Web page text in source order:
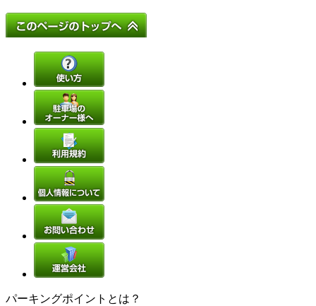
パーキングポイントとは？